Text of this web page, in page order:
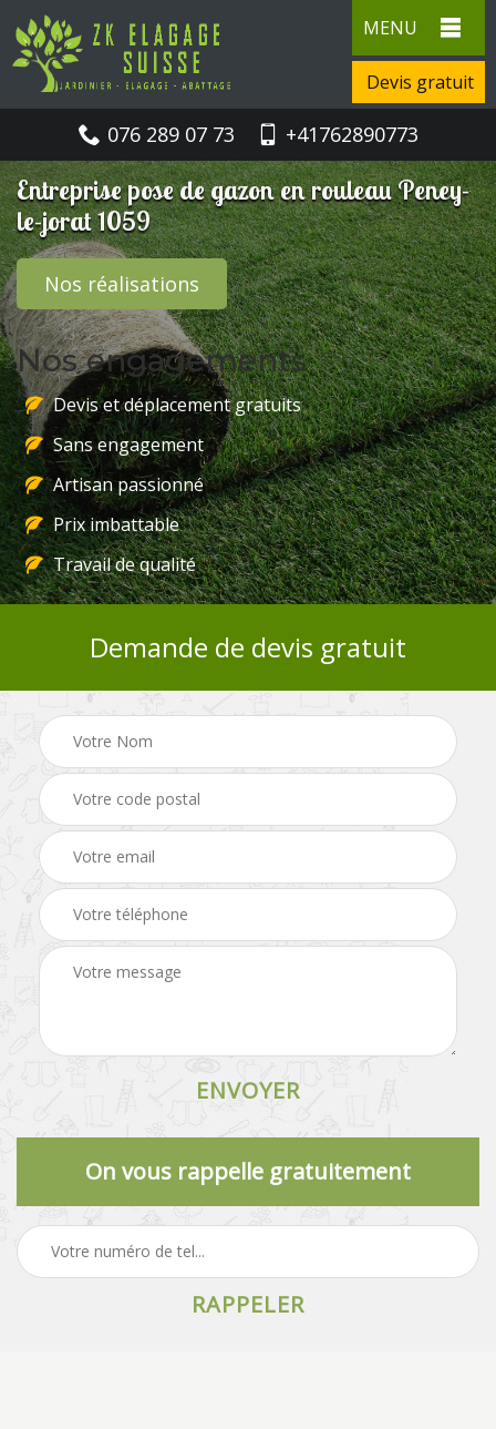
MENU
Devis gratuit
076 289 07 73 +41762890773
Entreprise pose de gazon en rouleau Peney-
le-jorat 1059
Nos réalisations
Nos engagements
Devis et déplacement gratuits
Sans engagement
Artisan passionné
Prix imbattable
Travail de qualité
Demande de devis gratuit
On vous rappelle gratuitement